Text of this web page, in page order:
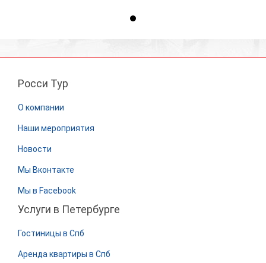
Росси Тур
О компании
Наши мероприятия
Новости
Мы Вконтакте
Мы в Facebook
Услуги в Петербурге
Гостиницы в Спб
Аренда квартиры в Спб